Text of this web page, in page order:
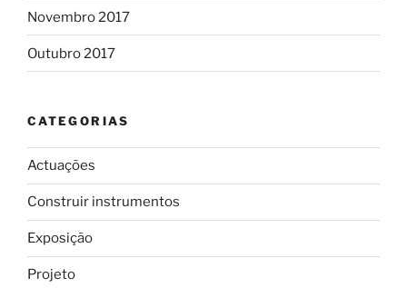
Novembro 2017
Outubro 2017
CATEGORIAS
Actuações
Construir instrumentos
Exposição
Projeto